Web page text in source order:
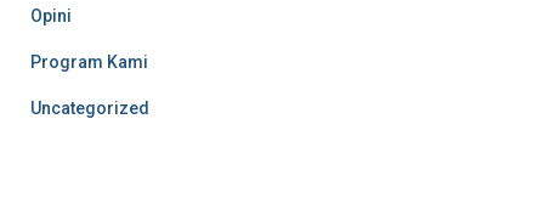
Opini
Program Kami
Uncategorized